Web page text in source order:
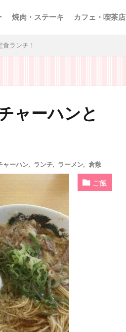
焼肉・ステーキ カフェ・喫茶店
ランチ！
ャーハンと
ャーハン ランチ ラーメン 倉敷
ご飯